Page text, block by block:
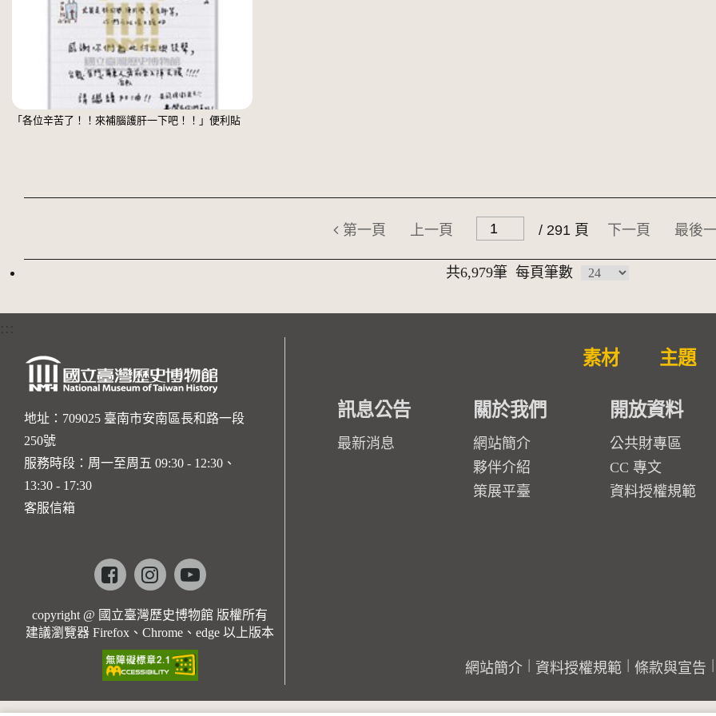
「各位辛苦了！！來補腦護肝一下吧！！」便利貼
第一頁 上一頁 / 291 頁 下一頁 最後
共6,979筆 每頁筆數
:::
地址：709025 臺南市安南區長和路一段
250號
服務時段：周一至周五 09:30 - 12:30、
13:30 - 17:30
客服信箱
Facebookinstagramyoutube
copyright @ 國立臺灣歷史博物館 版權所有
建議瀏覽器 Firefox、Chrome、edge 以上版本
素材 主題
訊息公告
最新消息
關於我們
網站簡介
夥伴介紹
策展平臺
開放資料
公共財專區
CC 專文
資料授權規範
網站簡介 資料授權規範 條款與宣告